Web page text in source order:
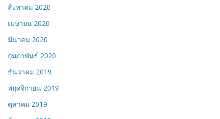
สิงหาคม 2020
เมษายน 2020
มีนาคม 2020
กุมภาพันธ์ 2020
ธันวาคม 2019
พฤศจิกายน 2019
ตุลาคม 2019